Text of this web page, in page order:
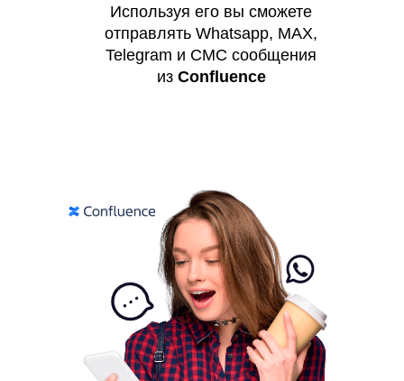
Используя его вы сможете
отправлять Whatsapp, MAX,
Telegram и СМС сообщения
из Confluence